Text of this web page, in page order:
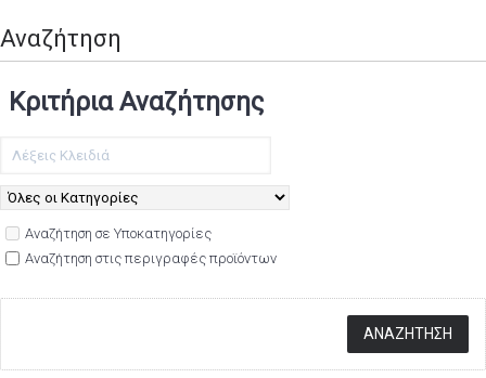
Αναζήτηση
Κριτήρια Αναζήτησης
Αναζήτηση σε Υποκατηγορίες
Αναζήτηση στις περιγραφές προϊόντων